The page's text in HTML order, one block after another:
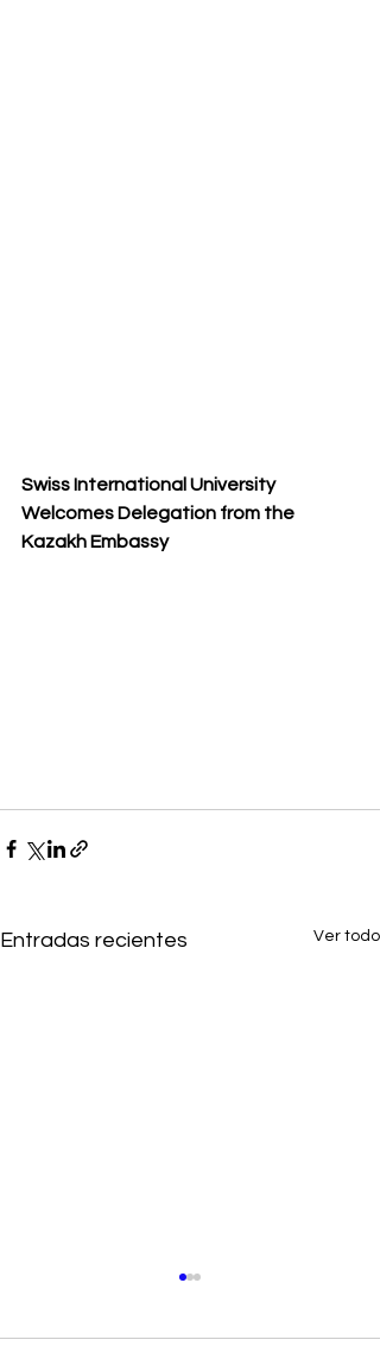
Swiss International University
Welcomes Delegation from the
Kazakh Embassy
Entradas recientes Ver todo